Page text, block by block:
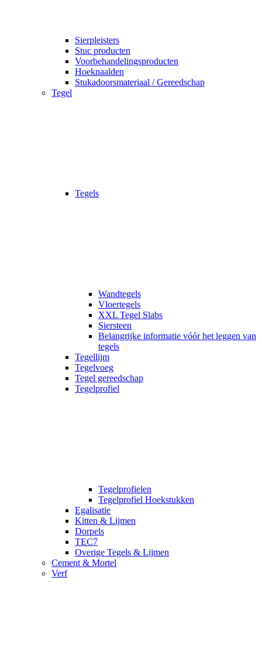
Sierpleisters
Stuc producten
Voorbehandelingsproducten
Hoeknaalden
Stukadoorsmateriaal / Gereedschap
Tegel
Tegels
Wandtegels
Vloertegels
XXL Tegel Slabs
Siersteen
Belangrijke informatie vóór het leggen van
tegels
Tegellijm
Tegelvoeg
Tegel gereedschap
Tegelprofiel
Tegelprofielen
Tegelprofiel Hoekstukken
Egalisatie
Kitten & Lijmen
Dorpels
TEC7
Overige Tegels & Lijmen
Cement & Mortel
Verf